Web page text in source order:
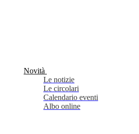
Novità
Le notizie
Le circolari
Calendario eventi
Albo online